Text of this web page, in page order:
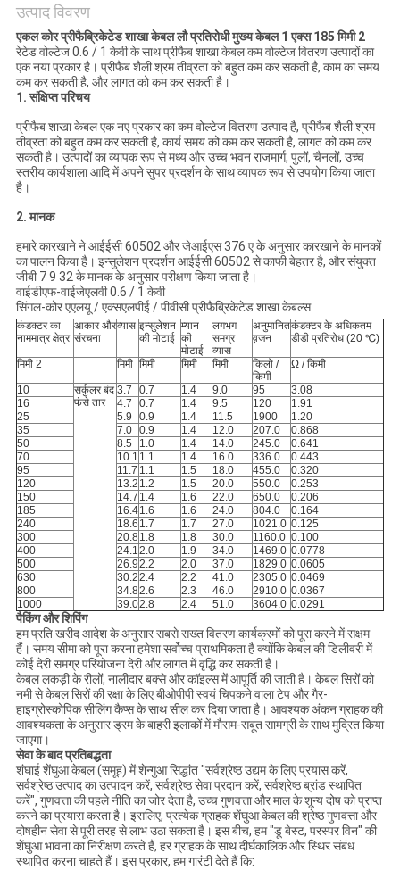
NEWS
साइटमैप
गोपनीयता
नीति
उत्पाद विवरण
एकल कोर प्रीफैब्रिकेटेड शाखा केबल लौ प्रतिरोधी मुख्य केबल 1 एक्स 185 मिमी 2
रेटेड वोल्टेज 0.6 / 1 केवी के साथ प्रीफैब शाखा केबल कम वोल्टेज वितरण उत्पादों का
एक नया प्रकार है। प्रीफैब शैली श्रम तीव्रता को बहुत कम कर सकती है, काम का समय
कम कर सकती है, और लागत को कम कर सकती है।
1. संक्षिप्त परिचय
प्रीफैब शाखा केबल एक नए प्रकार का कम वोल्टेज वितरण उत्पाद है, प्रीफैब शैली श्रम
तीव्रता को बहुत कम कर सकती है, कार्य समय को कम कर सकती है, लागत को कम कर
सकती है। उत्पादों का व्यापक रूप से मध्य और उच्च भवन राजमार्ग, पुलों, चैनलों, उच्च
स्तरीय कार्यशाला आदि में अपने सुपर प्रदर्शन के साथ व्यापक रूप से उपयोग किया जाता
है।
2. मानक
हमारे कारखाने ने आईईसी 60502 और जेआईएस 376 ए के अनुसार कारखाने के मानकों
का पालन किया है। इन्सुलेशन प्रदर्शन आईईसी 60502 से काफी बेहतर है, और संयुक्त
जीबी 7 9 32 के मानक के अनुसार परीक्षण किया जाता है।
वाईडीएफ-वाईजेएलवी 0.6 / 1 केवी
सिंगल-कोर एएलयू / एक्सएलपीई / पीवीसी प्रीफैब्रिकेटेड शाखा केबल्स
कंडक्टर का
नाममात्र क्षेत्र
आकार और
संरचना
व्यास इन्सुलेशन
की मोटाई
म्यान
की
मोटाई
लगभग
समग्र
व्यास
अनुमानित
व़जन
कंडक्टर के अधिकतम
डीडी प्रतिरोध (20 ℃)
मिमी 2 मिमी मिमी मिमी मिमी
किलो /
किमी
Ω / किमी
10
सर्कुलर बंद
फंसे तार
3.7 0.7 1.4 9.0 95
3.08
16
4.7 0.7 1.4 9.5 120
1.91
25
5.9 0.9 1.4 11.5 1900
1.20
35
7.0 0.9 1.4 12.0 207.0
0.868
50
8.5 1.0 1.4 14.0 245.0
0.641
70
10.1 1.1 1.4 16.0 336.0
0.443
95
11.7 1.1 1.5 18.0 455.0
0.320
120
13.2 1.2 1.5 20.0 550.0
0.253
150
14.7 1.4 1.6 22.0 650.0
0.206
185
16.41.6 1.6 24.0 804.0
0.164
240
18.6 1.7 1.7 27.0 1021.0 0.125
300
20.81.8 1.8 30.0 1160.0 0.100
400
24.12.0 1.9 34.0 1469.0 0.0778
500
26.92.2 2.0 37.0 1829.0 0.0605
630
30.22.4 2.2 41.0 2305.0 0.0469
800
34.82.6 2.3 46.0 2910.0 0.0367
1000
39.02.8 2.4 51.0 3604.0 0.0291
पैकिंग और शिपिंग
हम प्रति खरीद आदेश के अनुसार सबसे सख्त वितरण कार्यक्रमों को पूरा करने में सक्षम
हैं। समय सीमा को पूरा करना हमेशा सर्वोच्च प्राथमिकता है क्योंकि केबल की डिलीवरी में
कोई देरी समग्र परियोजना देरी और लागत में वृद्धि कर सकती है।
केबल लकड़ी के रीलों, नालीदार बक्से और कॉइल्स में आपूर्ति की जाती है। केबल सिरों को
नमी से केबल सिरों की रक्षा के लिए बीओपीपी स्वयं चिपकने वाला टेप और गैर-
हाइग्रोस्कोपिक सीलिंग कैप्स के साथ सील कर दिया जाता है। आवश्यक अंकन ग्राहक की
आवश्यकता के अनुसार ड्रम के बाहरी इलाकों में मौसम-सबूत सामग्री के साथ मुद्रित किया
जाएगा।
सेवा के बाद प्रतिबद्धता
शंघाई शेंघुआ केबल (समूह) में शेन्गुआ सिद्धांत "सर्वश्रेष्ठ उद्यम के लिए प्रयास करें,
सर्वश्रेष्ठ उत्पाद का उत्पादन करें, सर्वश्रेष्ठ सेवा प्रदान करें, सर्वश्रेष्ठ ब्रांड स्थापित
करें", गुणवत्ता की पहले नीति का जोर देता है, उच्च गुणवत्ता और माल के शून्य दोष को प्राप्त
करने का प्रयास करता है। इसलिए, प्रत्येक ग्राहक शेंघुआ केबल की श्रेष्ठ गुणवत्ता और
दोषहीन सेवा से पूरी तरह से लाभ उठा सकता है। इस बीच, हम "डू बेस्ट, परस्पर विन" की
शेंघुआ भावना का निरीक्षण करते हैं, हर ग्राहक के साथ दीर्घकालिक और स्थिर संबंध
स्थापित करना चाहते हैं। इस प्रकार, हम गारंटी देते हैं कि: